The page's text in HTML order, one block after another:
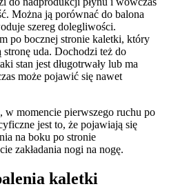
Można ją porównać do balona
szereg dolegliwości.
po bocznej stronie kaletki, który
stronę uda. Dochodzi też do
stan jest długotrwały lub ma
może pojawić się nawet
w momencie pierwszego ruchu po
jest to, że pojawiają się
na boku po stronie
zakładania nogi na nogę.
kaletki